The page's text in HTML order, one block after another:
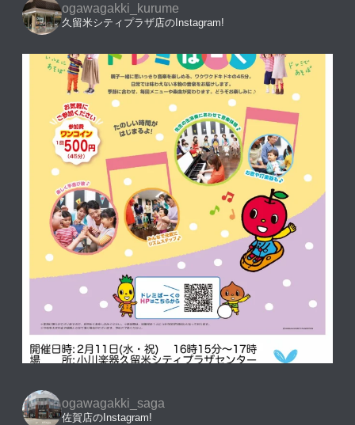
ogawagakki_kurume
久留米シティプラザ店のInstagram!
ogawagakki_saga
佐賀店のInstagram!